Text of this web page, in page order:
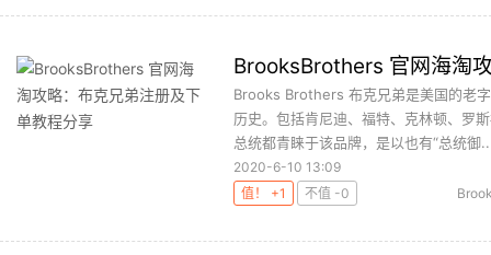
BrooksBrothers 官网海淘
Brooks Brothers 布克兄弟是美国的老
历史。包括肯尼迪、福特、克林顿、罗
总统都青睐于该品牌，是以也有“总统御
2020-6-10 13:09
值！ +1
不值 -0